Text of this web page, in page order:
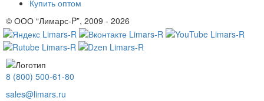
Купить оптом
© ООО “Лимарс-P”, 2009 - 2026
8 (800) 500-61-80
sales@limars.ru